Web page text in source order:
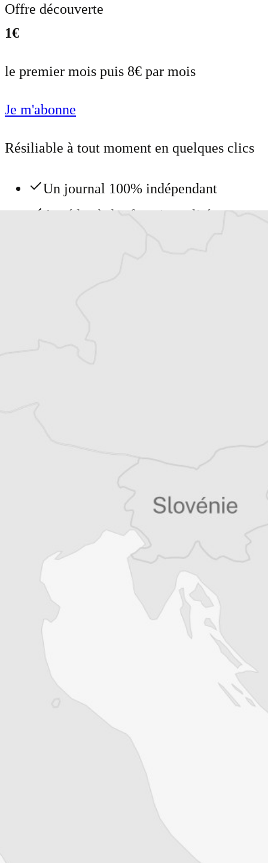
Offre découverte
1€
le premier mois puis 8€ par mois
Je m'abonne
Résiliable à tout moment en quelques clics
Un journal 100% indépendant
Accédez à des fonctionnalités